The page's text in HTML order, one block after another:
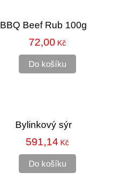
BBQ Beef Rub 100g
72,00 Kč
Do košíku
Bylinkový sýr
591,14 Kč
Do košíku